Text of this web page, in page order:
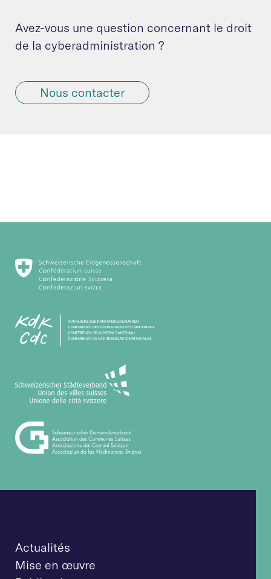
Avez-vous une question concernant le droit
de la cyberadministration ?
Nous contacter
Actualités
Mise en œuvre